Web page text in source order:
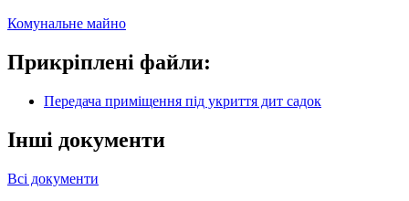
Комунальне майно
Прикріплені файли:
Передача приміщення під укриття дит садок
Інші документи
Всі документи